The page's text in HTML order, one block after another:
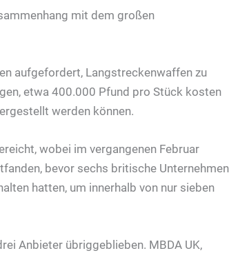
mit dem großen
aufgefordert, Langstreckenwaffen zu
etwa 400.000 Pfund pro Stück kosten
werden können.
wobei im vergangenen Februar
bevor sechs britische Unternehmen
hatten, um innerhalb von nur sieben
Anbieter übriggeblieben. MBDA UK,